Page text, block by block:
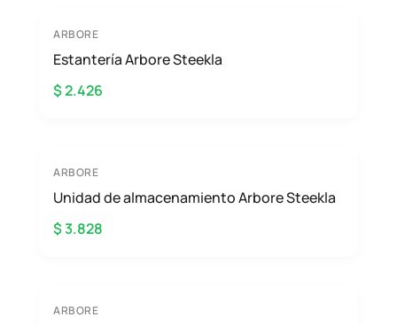
ARBORE
Estantería Arbore Steekla
$ 2.426
ARBORE
Unidad de almacenamiento Arbore Steekla
$ 3.828
ARBORE